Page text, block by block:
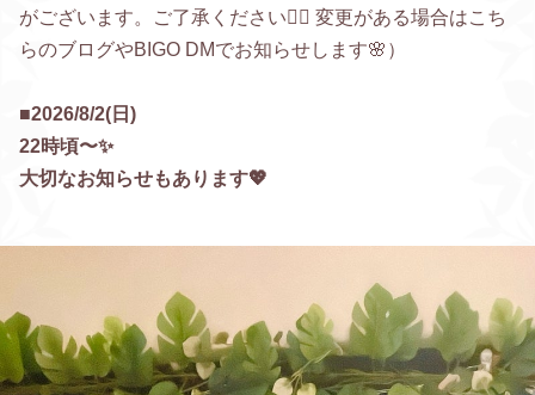
がございます。ご了承ください🙇‍♀️ 変更がある場合はこち
らのブログやBIGO DMでお知らせします🌸）
■2026/8/2(日)
22時頃〜✨
大切なお知らせもあります💖